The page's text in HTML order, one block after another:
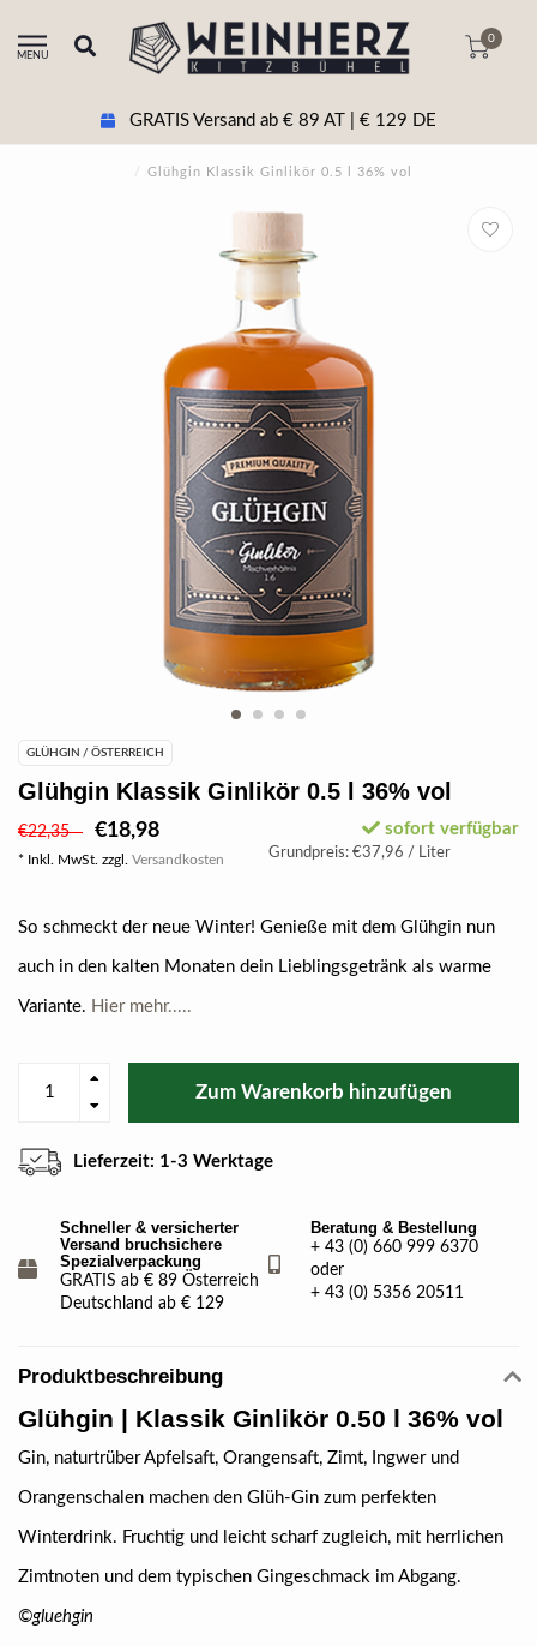
MENU
0
GRATIS Versand ab € 89 AT | € 129 DE
/ Glühgin Klassik Ginlikör 0.5 l 36% vol
GLÜHGIN / ÖSTERREICH
Glühgin Klassik Ginlikör 0.5 l 36% vol
€22,35 €18,98
* Inkl. MwSt. zzgl. Versandkosten
sofort verfügbar
Grundpreis: €37,96 / Liter
So schmeckt der neue Winter! Genieße mit dem Glühgin nun
auch in den kalten Monaten dein Lieblingsgetränk als warme
Variante. Hier mehr.....
Zum Warenkorb hinzufügen
Lieferzeit: 1-3 Werktage
Schneller & versicherter
Versand bruchsichere
Spezialverpackung
GRATIS ab € 89 Österreich
Deutschland ab € 129
Beratung & Bestellung
+ 43 (0) 660 999 6370
oder
+ 43 (0) 5356 20511
Produktbeschreibung
Glühgin | Klassik Ginlikör 0.50 l 36% vol
Gin, naturtrüber Apfelsaft, Orangensaft, Zimt, Ingwer und
Orangenschalen machen den Glüh-Gin zum perfekten
Winterdrink. Fruchtig und leicht scharf zugleich, mit herrlichen
Zimtnoten und dem typischen Gingeschmack im Abgang.
©gluehgin